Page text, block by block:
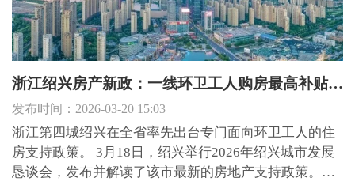
浙江绍兴房产新政：一线环卫工人购房最高补贴20万，三孩及以上家庭购房最高补贴40万，不受户籍限制
发布时间：2026-03-20 15:03
浙江第四城绍兴在全省率先出台专门面向环卫工人的住
房支持政策。 3月18日，绍兴举行2026年绍兴城市发展
恳谈会，发布并解读了该市最新的房地产支持政策。新